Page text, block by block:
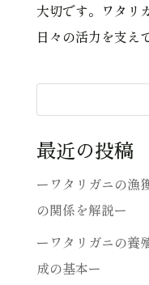
大切です。ワタリ
日々の活力を支え
最近の投稿
ーワタリガニの漁
の関係を解説ー
ーワタリガニの養
成の基本ー